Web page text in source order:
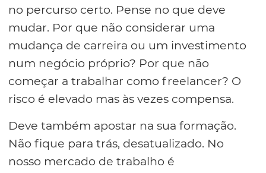
no percurso certo. Pense no que deve
mudar. Por que não considerar uma
mudança de carreira ou um investimento
num negócio próprio? Por que não
começar a trabalhar como freelancer? O
risco é elevado mas às vezes compensa.
Deve também apostar na sua formação.
Não fique para trás, desatualizado. No
nosso mercado de trabalho é